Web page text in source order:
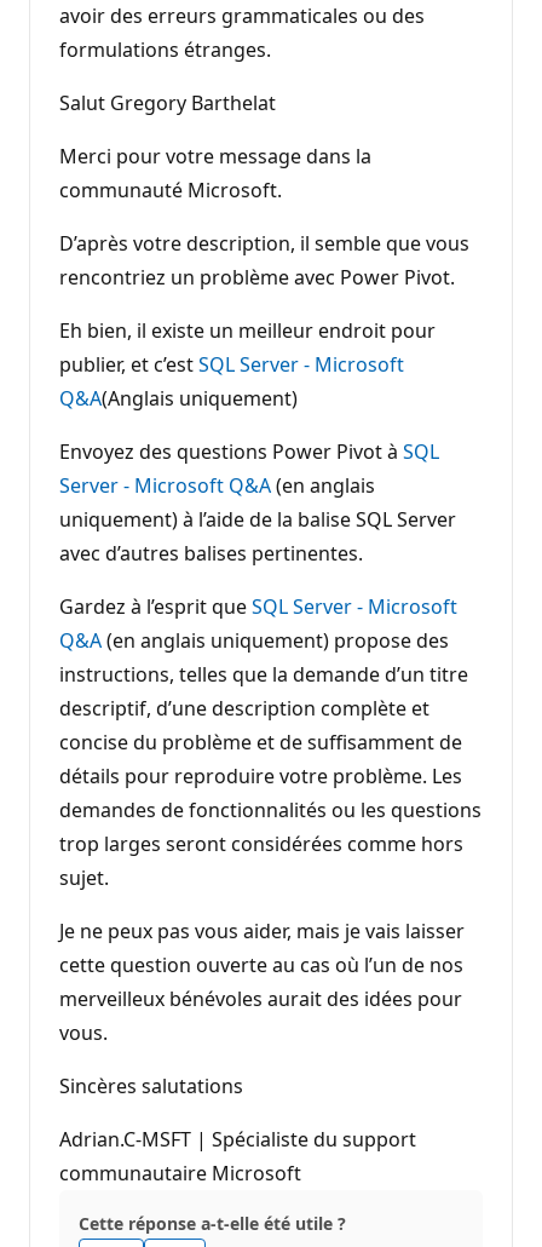
avoir des erreurs grammaticales ou des
formulations étranges.
Salut Gregory Barthelat
Merci pour votre message dans la
communauté Microsoft.
D’après votre description, il semble que vous
rencontriez un problème avec Power Pivot.
Eh bien, il existe un meilleur endroit pour
publier, et c’estSQL Server - Microsoft
Q&A(Anglais uniquement)
Envoyez des questions Power Pivot à SQL
Server - Microsoft Q&A(en anglais
uniquement) à l’aide de la balise SQL Server
avec d’autres balises pertinentes.
Gardez à l’esprit queSQL Server - Microsoft
Q&A(en anglais uniquement) propose des
instructions, telles que la demande d’un titre
descriptif, d’une description complète et
concise du problème et de suffisamment de
détails pour reproduire votre problème. Les
demandes de fonctionnalités ou les questions
trop larges seront considérées comme hors
sujet.
Je ne peux pas vous aider, mais je vais laisser
cette question ouverte au cas où l’un de nos
merveilleux bénévoles aurait des idées pour
vous.
Sincères salutations
Adrian.C-MSFT | Spécialiste du support
communautaire Microsoft
Cette réponse a-t-elle été utile ?